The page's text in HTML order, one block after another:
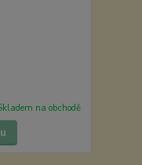
na obchodě